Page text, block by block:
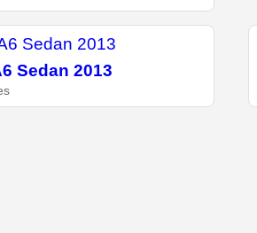
Sedan 2013